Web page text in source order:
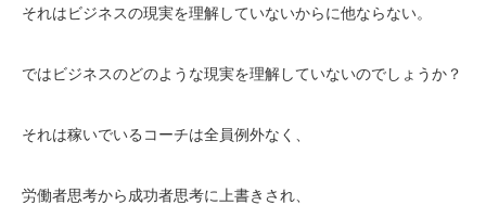
それはビジネスの現実を理解していないからに他ならない。
ではビジネスのどのような現実を理解していないのでしょうか？
それは稼いでいるコーチは全員例外なく、
労働者思考から成功者思考に上書きされ、